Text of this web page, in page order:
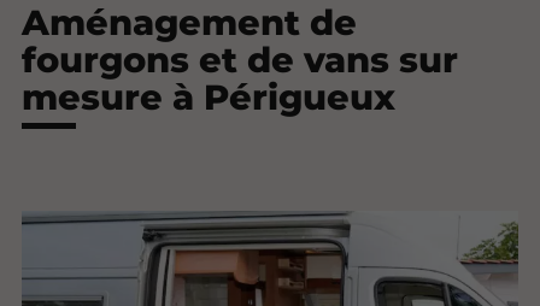
Aménagement de
fourgons et de vans sur
mesure à Périgueux